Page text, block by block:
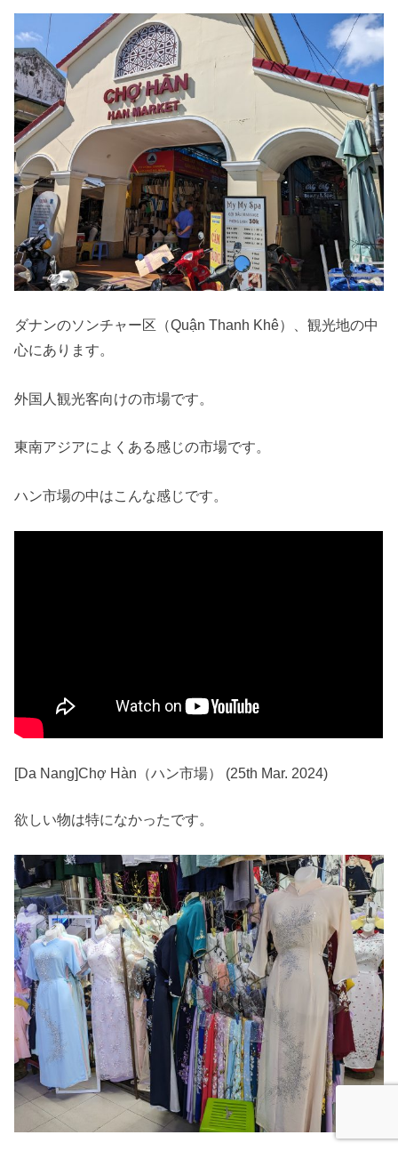
ダナンのソンチャー区（Quận Thanh Khê）、観光地の中
心にあり ます。
外国人観光客向けの市場です。
東南アジアによくある感じの市場です。
ハン市場の中はこんな感じです。
[Da Nang]Chợ Hàn（ハン市場） (25th Mar. 2024)
欲しい物は特になかったです。